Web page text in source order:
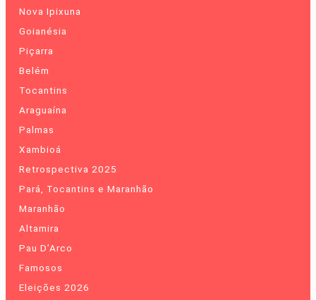
Nova Ipixuna
Goianésia
Piçarra
Belém
Tocantins
Araguaína
Palmas
Xambioá
Retrospectiva 2025
Pará, Tocantins e Maranhão
Maranhão
Altamira
Pau D’Arco
Famosos
Eleições 2026